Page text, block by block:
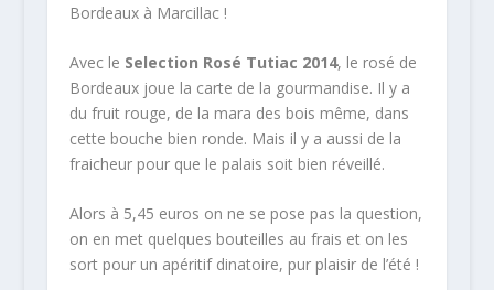
Bordeaux à Marcillac !
Avec le Selection Rosé Tutiac 2014, le rosé de
Bordeaux joue la carte de la gourmandise. Il y a
du fruit rouge, de la mara des bois même, dans
cette bouche bien ronde. Mais il y a aussi de la
fraicheur pour que le palais soit bien réveillé.
Alors à 5,45 euros on ne se pose pas la question,
on en met quelques bouteilles au frais et on les
sort pour un apéritif dinatoire, pur plaisir de l’été !